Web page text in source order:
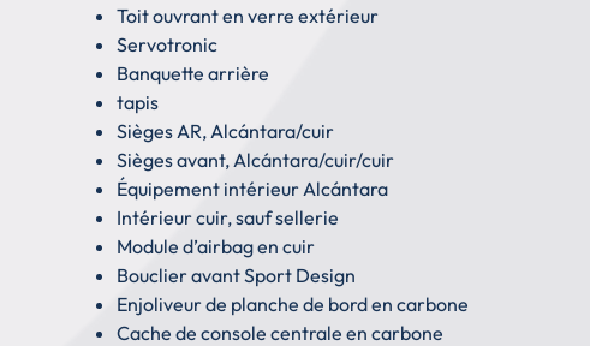
Toit ouvrant en verre extérieur
Servotronic
Banquette arrière
tapis
Sièges AR, Alcántara/cuir
Sièges avant, Alcántara/cuir/cuir
Équipement intérieur Alcántara
Intérieur cuir, sauf sellerie
Module d’airbag en cuir
Bouclier avant Sport Design
Enjoliveur de planche de bord en carbone
Cache de console centrale en carbone